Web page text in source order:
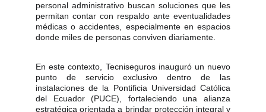
personal administrativo buscan soluciones que les
permitan contar con respaldo ante eventualidades
médicas o accidentes, especialmente en espacios
donde miles de personas conviven diariamente.
En este contexto, Tecniseguros inauguró un nuevo
punto de servicio exclusivo dentro de las
instalaciones de la Pontificia Universidad Católica
del Ecuador (PUCE), fortaleciendo una alianza
estratégica orientada a brindar protección integral y